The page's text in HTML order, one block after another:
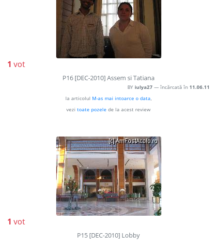
1 vot
P16 [DEC-2010] Assem si Tatiana
BY iulya27 — încărcată în 11.06.11
la articolul M-as mai intoarce o data,
vezi toate pozele de la acest review
1 vot
P15 [DEC-2010] Lobby